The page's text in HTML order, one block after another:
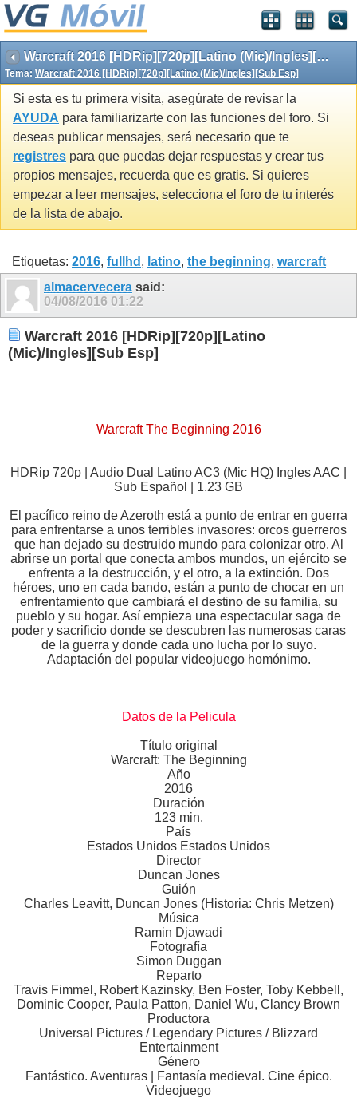
Warcraft 2016 [HDRip][720p][Latino (Mic)/Ingles][Sub Esp]
Tema: Warcraft 2016 [HDRip][720p][Latino (Mic)/Ingles][Sub Esp]
Si esta es tu primera visita, asegúrate de revisar la
AYUDA para familiarizarte con las funciones del foro. Si
deseas publicar mensajes, será necesario que te
registres para que puedas dejar respuestas y crear tus
propios mensajes, recuerda que es gratis. Si quieres
empezar a leer mensajes, selecciona el foro de tu interés
de la lista de abajo.
Etiquetas: 2016, fullhd , latino, the beginning, warcraft
almacervecera said:
04/08/2016 01:22
Warcraft 2016 [HDRip][720p][Latino
(Mic)/Ingles][Sub Esp]
Warcraft The Beginning 2016
HDRip 720p | Audio Dual Latino AC3 (Mic HQ) Ingles AAC |
Sub Español | 1.23 GB
El pacífico reino de Azeroth está a punto de entrar en guerra
para enfrentarse a unos terribles invasores: orcos guerreros
que han dejado su destruido mundo para colonizar otro. Al
abrirse un portal que conecta ambos mundos, un ejército se
enfrenta a la destrucción, y el otro, a la extinción. Dos
héroes, uno en cada bando, están a punto de chocar en un
enfrentamiento que cambiará el destino de su familia, su
pueblo y su hogar. Así empieza una espectacular saga de
poder y sacrificio donde se descubren las numerosas caras
de la guerra y donde cada uno lucha por lo suyo.
Adaptación del popular videojuego homónimo.
Datos de la Pelicula
Título original
Warcraft: The Beginning
Año
2016
Duración
123 min.
País
Estados Unidos Estados Unidos
Director
Duncan Jones
Guión
Charles Leavitt, Duncan Jones (Historia: Chris Metzen)
Música
Ramin Djawadi
Fotografía
Simon Duggan
Reparto
Travis Fimmel, Robert Kazinsky, Ben Foster, Toby Kebbell,
Dominic Cooper, Paula Patton, Daniel Wu, Clancy Brown
Productora
Universal Pictures / Legendary Pictures / Blizzard
Entertainment
Género
Fantástico. Aventuras | Fantasía medieval. Cine épico.
Videojuego